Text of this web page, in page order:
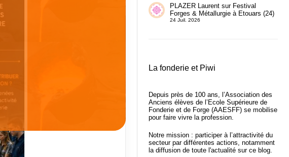
PLAZER Laurentsur Festival
Forges & Métallurgie à Etouars (24)
24 Juil. 2026
La fonderie et Piwi
Depuis près de 100 ans, l’Association des
Anciens élèves de l’Ecole Supérieure de
Fonderie et de Forge (AAESFF) se mobilise
pour faire vivre la profession.
Notre mission : participer à l’attractivité du
secteur par différentes actions, notamment
la diffusion de toute l'actualité sur ce blog.